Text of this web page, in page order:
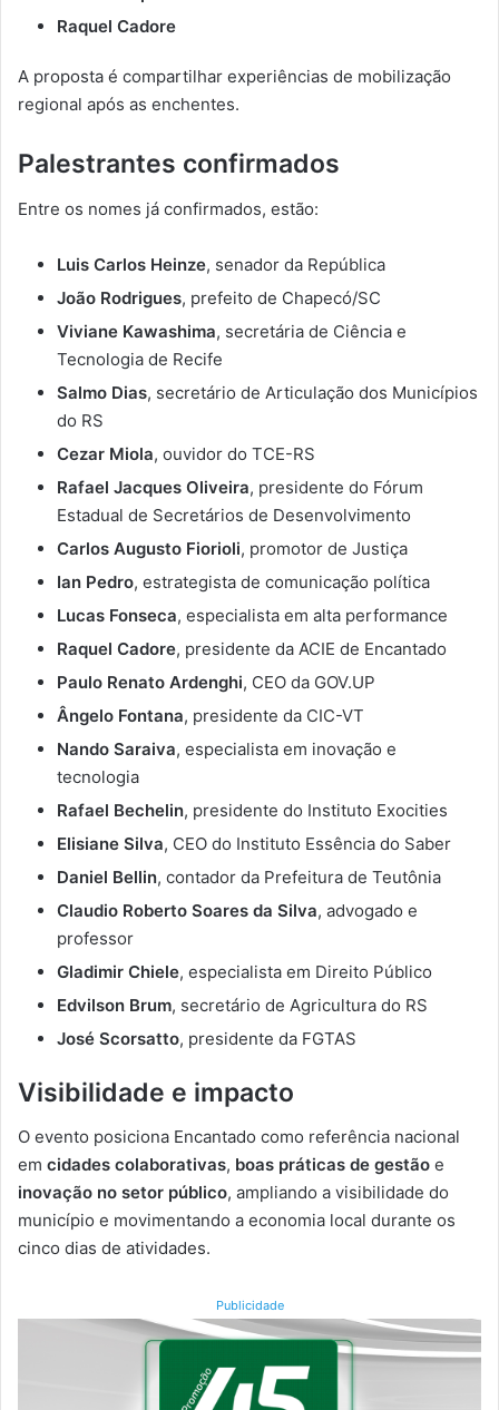
Raquel Cadore
A proposta é compartilhar experiências de mobilização
regional após as enchentes.
Palestrantes confirmados
Entre os nomes já confirmados, estão:
Luis Carlos Heinze, senador da República
João Rodrigues, prefeito de Chapecó/SC
Viviane Kawashima, secretária de Ciência e
Tecnologia de Recife
Salmo Dias, secretário de Articulação dos Municípios
do RS
Cezar Miola, ouvidor do TCE-RS
Rafael Jacques Oliveira, presidente do Fórum
Estadual de Secretários de Desenvolvimento
Carlos Augusto Fiorioli, promotor de Justiça
Ian Pedro, estrategista de comunicação política
Lucas Fonseca, especialista em alta performance
Raquel Cadore, presidente da ACIE de Encantado
Paulo Renato Ardenghi, CEO da GOV.UP
Ângelo Fontana, presidente da CIC-VT
Nando Saraiva, especialista em inovação e
tecnologia
Rafael Bechelin, presidente do Instituto Exocities
Elisiane Silva, CEO do Instituto Essência do Saber
Daniel Bellin, contador da Prefeitura de Teutônia
Claudio Roberto Soares da Silva, advogado e
professor
Gladimir Chiele, especialista em Direito Público
Edvilson Brum, secretário de Agricultura do RS
José Scorsatto, presidente da FGTAS
Visibilidade e impacto
O evento posiciona Encantado como referência nacional
em cidades colaborativas, boas práticas de gestão e
inovação no setor público, ampliando a visibilidade do
município e movimentando a economia local durante os
cinco dias de atividades.
Publicidade